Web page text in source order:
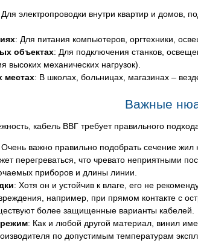
Для электропроводки внутри квартир и домов,
: Для питания компьютеров, оргтехники,
объектах: Для подключения станков,
высоких механических нагрузок).
местах: В школах, больницах, магазинах –
Важные
кабель ВВГ требует правильного
Очень важно правильно подобрать сечение
перегреваться, что чревато неприятными
приборов и длины линии.
: Хотя он и устойчив к влаге, его не
например, при прямом контакте с
более защищенные варианты кабелей.
: Как и любой другой материал, винил
по допустимым температурам